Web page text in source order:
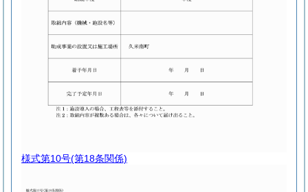
様式第10号(第18条関係)